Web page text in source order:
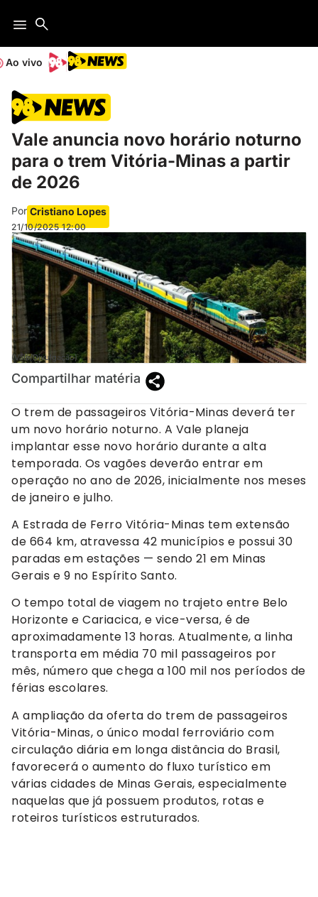
Ao vivo
Vale anuncia novo horário noturno
para o trem Vitória-Minas a partir
de 2026
Por Cristiano Lopes
21/10/2025 12:00
(Vale/Divulgação)
Compartilhar matéria
O trem de passageiros Vitória-Minas deverá ter
um novo horário noturno. A Vale planeja
implantar esse novo horário durante a alta
temporada. Os vagões deverão entrar em
operação no ano de 2026, inicialmente nos meses
de janeiro e julho.
A Estrada de Ferro Vitória-Minas tem extensão
de 664 km, atravessa 42 municípios e possui 30
paradas em estações — sendo 21 em Minas
Gerais e 9 no Espírito Santo.
O tempo total de viagem no trajeto entre Belo
Horizonte e Cariacica, e vice-versa, é de
aproximadamente 13 horas. Atualmente, a linha
transporta em média 70 mil passageiros por
mês, número que chega a 100 mil nos períodos de
férias escolares.
A ampliação da oferta do trem de passageiros
Vitória-Minas, o único modal ferroviário com
circulação diária em longa distância do Brasil,
favorecerá o aumento do fluxo turístico em
várias cidades de Minas Gerais, especialmente
naquelas que já possuem produtos, rotas e
roteiros turísticos estruturados.